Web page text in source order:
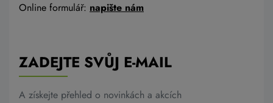
Online formulář: napište nám
ZADEJTE SVŮJ E-MAIL
A získejte přehled o novinkách a akcích